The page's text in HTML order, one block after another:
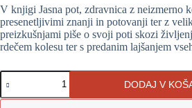
V knjigi Jasna pot, zdravnica z neizmerno
presenetljivimi znanji in potovanji ter z
preizkušnjami piše o svoji poti skozi
rdečem kolesu ter s predanim lajšanjem
Jasna
pot
količina
DODAJ V